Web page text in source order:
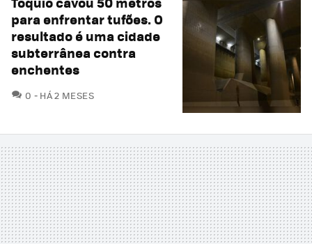
para enfrentar tufões. O
resultado é uma cidade
subterrânea contra
enchentes
0 COMENTÁRIOS
HÁ 2 MESES